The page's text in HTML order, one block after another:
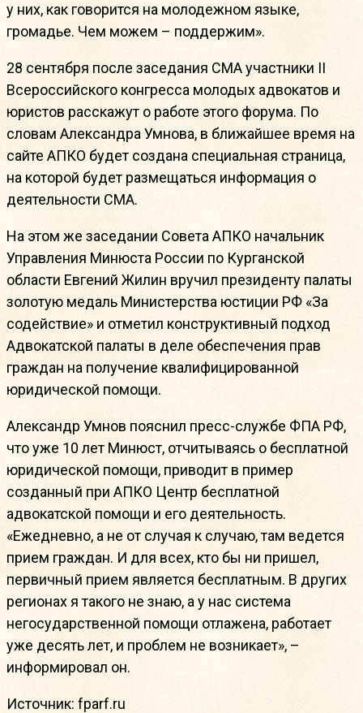
у них, как говорится на молодежном языке,
громадье. Чем можем – поддержим».
28 сентября после заседания СМА участники II
Всероссийского конгресса молодых адвокатов и
юристов расскажут о работе этого форума. По
словам Александра Умнова, в ближайшее время на
сайте АПКО будет создана специальная страница,
на которой будет размещаться информация о
деятельности СМА.
На этом же заседании Совета АПКО начальник
Управления Минюста России по Курганской
области Евгений Жилин вручил президенту палаты
золотую медаль Министерства юстиции РФ «За
содействие» и отметил конструктивный подход
Адвокатской палаты в деле обеспечения прав
граждан на получение квалифицированной
юридической помощи.
Александр Умнов пояснил пресс-службе ФПА РФ,
что уже 10 лет Минюст, отчитываясь о бесплатной
юридической помощи, приводит в пример
созданный при АПКО Центр бесплатной
адвокатской помощи и его деятельность.
«Ежедневно, а не от случая к случаю, там ведется
прием граждан. И для всех, кто бы ни пришел,
первичный прием является бесплатным. В других
регионах я такого не знаю, а у нас система
негосударственной помощи отлажена, работает
уже десять лет, и проблем не возникает», –
информировал он.
Источник: fparf.ru